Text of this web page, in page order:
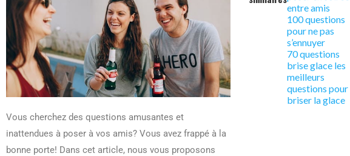
Vous cherchez des questions amusantes et
inattendues à poser à vos amis? Vous avez frappé à la
bonne porte! Dans cet article, nous vous proposons
entre amis
100 questions
pour ne pas
s’ennuyer
70 questions
brise glace les
meilleurs
questions pour
briser la glace